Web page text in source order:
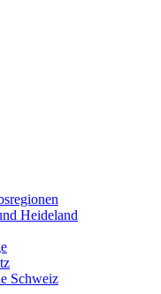
Heideland
Schweiz